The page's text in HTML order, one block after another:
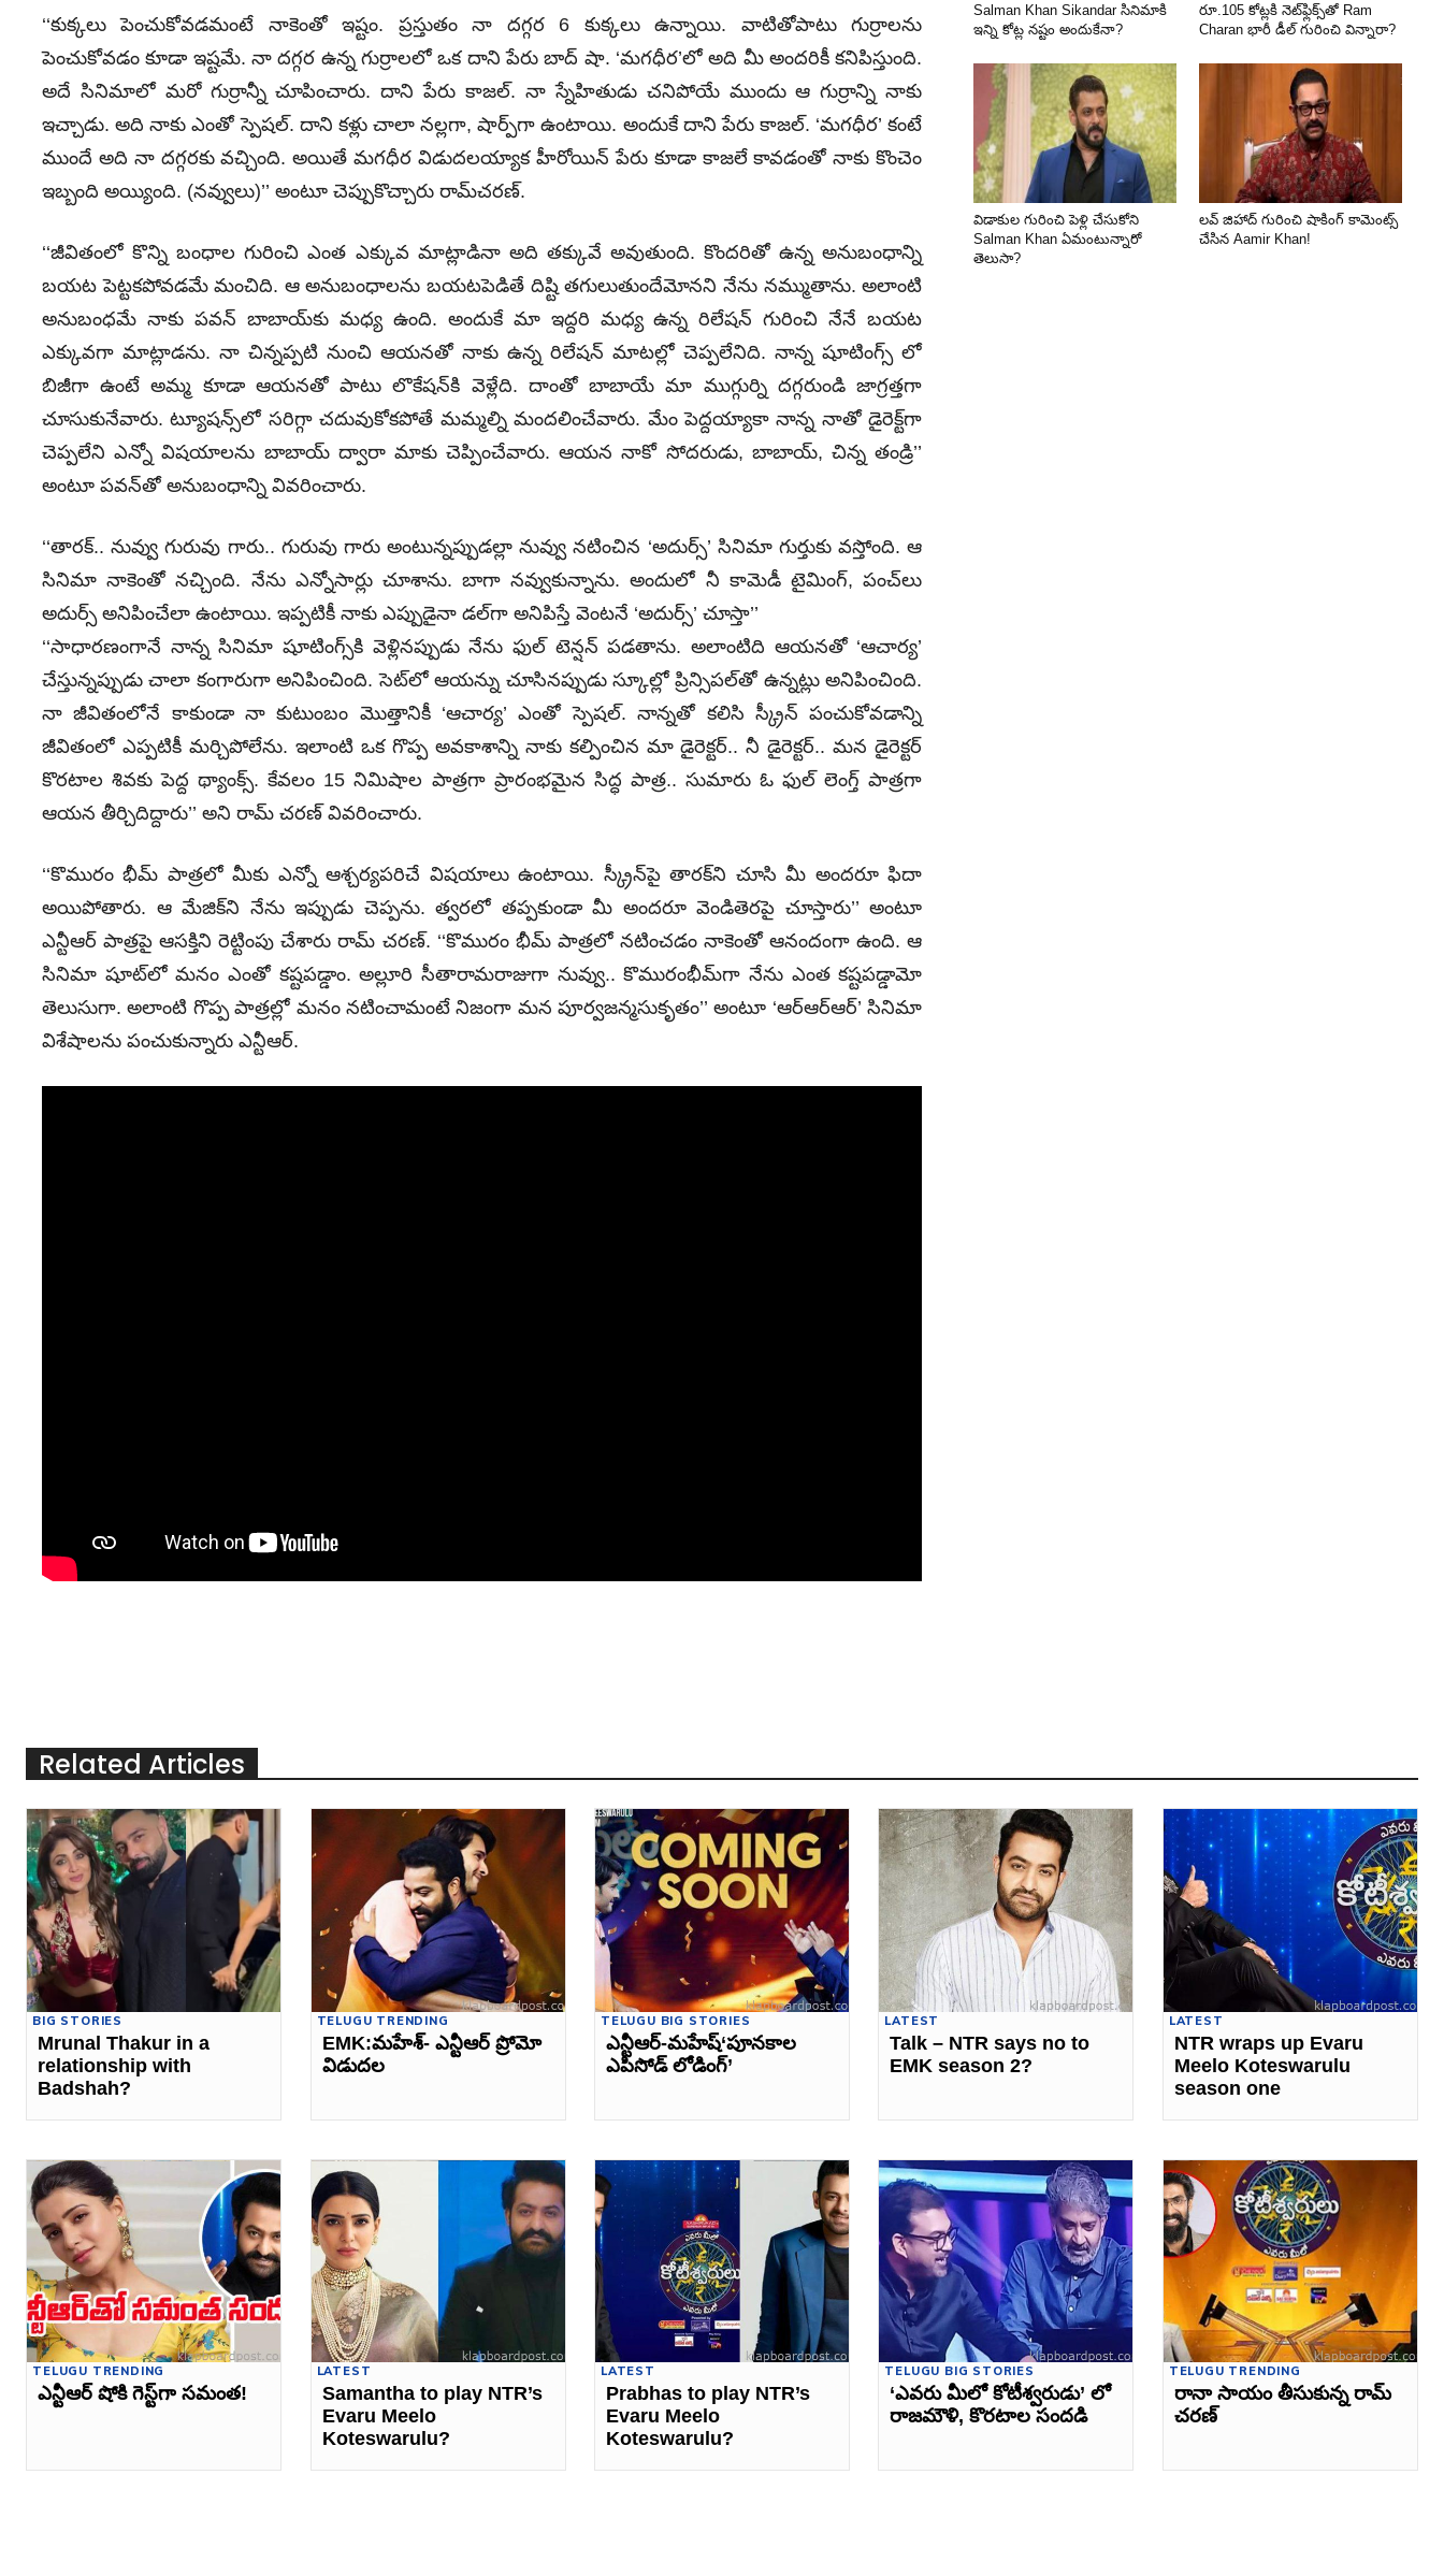
‘‘కుక్క‌లు పెంచుకోవ‌డమంటే నాకెంతో ఇష్టం. ప్ర‌స్తుతం నా దగ్గ‌ర 6 కుక్క‌లు ఉన్నాయి. వాటితోపాటు గుర్రాల‌ను
పెంచుకోవ‌డం కూడా ఇష్ట‌మే. నా దగ్గ‌ర ఉన్న గుర్రాల‌లో ఒక‌ దాని పేరు బాద్ షా. ‘మ‌గ‌ధీర‌’లో అది మీ అందరికీ క‌నిపిస్తుంది.
అదే సినిమాలో మ‌రో గుర్రాన్నీ చూపించారు. దాని పేరు కాజ‌ల్‌. నా స్నేహితుడు చ‌నిపోయే ముందు ఆ గుర్రాన్ని నాకు
ఇచ్చాడు. అది నాకు ఎంతో స్పెష‌ల్‌. దాని క‌ళ్లు చాలా న‌ల్ల‌గా, షార్ప్‌గా ఉంటాయి. అందుకే దాని పేరు కాజ‌ల్‌. ‘మ‌గ‌ధీర’ కంటే
ముందే అది నా దగ్గరకు వ‌చ్చింది. అయితే మ‌గ‌ధీర విడుద‌ల‌య్యాక హీరోయిన్ పేరు కూడా కాజ‌లే కావ‌డంతో నాకు కొంచెం
ఇబ్బంది అయ్యింది. (న‌వ్వులు)’’ అంటూ చెప్పుకొచ్చారు రామ్‌చరణ్‌.
‘‘జీవితంలో కొన్ని బంధాల గురించి ఎంత ఎక్కువ మాట్లాడినా అది త‌క్కువే అవుతుంది. కొందరితో ఉన్న అనుబంధాన్ని
బ‌య‌ట పెట్ట‌క‌పోవ‌డ‌మే మంచిది. ఆ అనుబంధాల‌ను బ‌య‌ట‌పెడితే దిష్టి త‌గులుతుందేమోన‌ని నేను న‌మ్ముతాను. అలాంటి
అనుబంధ‌మే నాకు పవన్‌ బాబాయ్‌కు మధ్య ఉంది. అందుకే మా ఇద్దరి మధ్య ఉన్న రిలేషన్‌ గురించి నేనే బయట
ఎక్కువగా మాట్లాడను. నా చిన్న‌ప్ప‌టి నుంచి ఆయ‌న‌తో నాకు ఉన్న రిలేష‌న్ మాట‌ల్లో చెప్ప‌లేనిది. నాన్న షూటింగ్స్ లో
బిజీగా ఉంటే అమ్మ కూడా ఆయ‌న‌తో పాటు లొకేష‌న్‌కి వెళ్లేది. దాంతో బాబాయే మా ముగ్గుర్ని ద‌గ్గరుండి జాగ్ర‌త్త‌గా
చూసుకునేవారు. ట్యూష‌న్స్‌లో స‌రిగ్గా చ‌దువుకోక‌పోతే మ‌మ్మ‌ల్ని మంద‌లించేవారు. మేం పెద్ద‌య్యాకా నాన్న నాతో డైరెక్ట్‌గా
చెప్ప‌లేని ఎన్నో విష‌యాల‌ను బాబాయ్ ద్వారా మాకు చెప్పించేవారు. ఆయ‌న నాకో సోద‌రుడు, బాబాయ్‌, చిన్న తండ్రి’’
అంటూ పవన్‌తో అనుబంధాన్ని వివరించారు.
‘‘తార‌క్.. నువ్వు గురువు గారు.. గురువు గారు అంటున్న‌ప్పుడ‌ల్లా నువ్వు న‌టించిన ‘అదుర్స్’ సినిమా గుర్తుకు వ‌స్తోంది. ఆ
సినిమా నాకెంతో న‌చ్చింది. నేను ఎన్నోసార్లు చూశాను. బాగా న‌వ్వుకున్నాను. అందులో నీ కామెడీ టైమింగ్‌, పంచ్‌లు
అదుర్స్ అనిపించేలా ఉంటాయి. ఇప్ప‌టికీ నాకు ఎప్పుడైనా డ‌ల్‌గా అనిపిస్తే వెంట‌నే ‘అదుర్స్’ చూస్తా’’
‘‘సాధార‌ణంగానే నాన్న సినిమా షూటింగ్స్‌కి వెళ్లిన‌ప్పుడు నేను ఫుల్ టెన్ష‌న్ ప‌డ‌తాను. అలాంటిది ఆయ‌న‌తో ‘ఆచార్య’
చేస్తున్న‌ప్పుడు చాలా కంగారుగా అనిపించింది. సెట్‌లో ఆయ‌న్ను చూసిన‌ప్పుడు స్కూల్లో ప్రిన్సిప‌ల్‌తో ఉన్న‌ట్లు అనిపించింది.
నా జీవితంలోనే కాకుండా నా కుటుంబం మొత్తానికీ ‘ఆచార్య’ ఎంతో స్పెష‌ల్‌. నాన్న‌తో క‌లిసి స్క్రీన్ పంచుకోవ‌డాన్ని
జీవితంలో ఎప్ప‌టికీ మ‌ర్చిపోలేను. ఇలాంటి ఒక గొప్ప అవ‌కాశాన్ని నాకు క‌ల్పించిన మా డైరెక్ట‌ర్‌.. నీ డైరెక్ట‌ర్‌.. మ‌న డైరెక్టర్
కొర‌టాల‌ శివ‌కు పెద్ద థ్యాంక్స్‌. కేవ‌లం 15 నిమిషాల పాత్ర‌గా ప్రారంభ‌మైన సిద్ధ పాత్ర.. సుమారు ఓ ఫుల్ లెంగ్త్ పాత్ర‌గా
ఆయ‌న తీర్చిదిద్దారు’’ అని రామ్‌ చరణ్‌ వివరించారు.
‘‘కొమురం భీమ్ పాత్ర‌లో మీకు ఎన్నో ఆశ్చ‌ర్య‌ప‌రిచే విష‌యాలు ఉంటాయి. స్క్రీన్‌పై తార‌క్‌ని చూసి మీ అందరూ ఫిదా
అయిపోతారు. ఆ మేజిక్‌ని నేను ఇప్పుడు చెప్ప‌ను. త్వ‌ర‌లో త‌ప్ప‌కుండా మీ అంద‌రూ వెండితెర‌పై చూస్తారు’’ అంటూ
ఎన్టీఆర్‌ పాత్రపై ఆసక్తిని రెట్టింపు చేశారు రామ్‌ చరణ్‌. ‘‘కొమురం భీమ్ పాత్ర‌లో న‌టించ‌డం నాకెంతో ఆనందంగా ఉంది. ఆ
సినిమా షూట్‌లో మ‌నం ఎంతో క‌ష్టప‌డ్డాం. అల్లూరి సీతారామ‌రాజుగా నువ్వు.. కొమురంభీమ్‌గా నేను ఎంత క‌ష్ట‌ప‌డ్డామో
తెలుసుగా. అలాంటి గొప్ప పాత్రల్లో మ‌నం న‌టించామంటే నిజంగా మ‌న పూర్వజ‌న్మసుకృతం’’ అంటూ ‘ఆర్‌ఆర్‌ఆర్‌’ సినిమా
విశేషాలను పంచుకున్నారు ఎన్టీఆర్‌.
Salman Khan Sikandar సినిమాకి
ఇన్ని కోట్ల నష్టం అందుకేనా?
రూ.105 కోట్లకి నెట్‌ఫ్లిక్స్‌తో Ram
Charan భారీ డీల్ గురించి విన్నారా?
విడాకుల గురించి పెళ్లి చేసుకోని
Salman Khan ఏమంటున్నారో
తెలుసా?
లవ్ జిహాద్ గురించి షాకింగ్ కామెంట్స్
చేసిన Aamir Khan!
Related Articles
BIG STORIES
Mrunal Thakur in a
relationship with
Badshah?
TELUGU TRENDING
EMK:మహేశ్‌- ఎన్టీఆర్‌ ప్రోమో
విడుదల
TELUGU BIG STORIES
ఎన్టీఆర్‌-మహేష్‌‘పూనకాల
ఎపిసోడ్‌ లోడింగ్‌’
LATEST
Talk – NTR says no to
EMK season 2?
LATEST
NTR wraps up Evaru
Meelo Koteswarulu
season one
TELUGU TRENDING
ఎన్టీఆర్‌ షోకి గెస్ట్‌గా సమంత!
LATEST
Samantha to play NTR’s
Evaru Meelo
Koteswarulu?
LATEST
Prabhas to play NTR’s
Evaru Meelo
Koteswarulu?
TELUGU BIG STORIES
‘ఎవరు మీలో కోటీశ్వరుడు’ లో
రాజమౌళి, కొరటాల సందడి
TELUGU TRENDING
రానా సాయం తీసుకున్న రామ్‌
చరణ్‌